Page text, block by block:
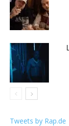
Tweets by Rap.de